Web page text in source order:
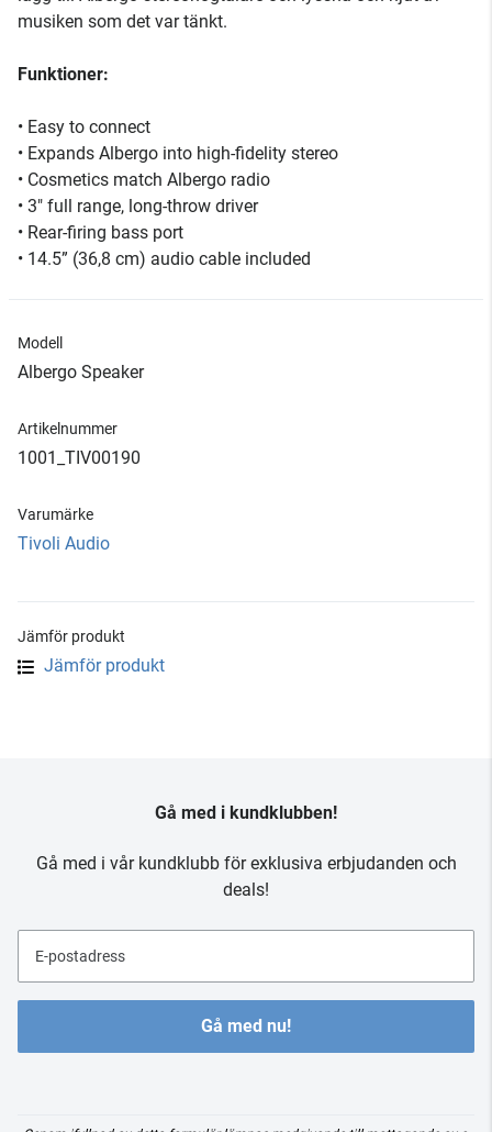
musiken som det var tänkt.
Funktioner:
• Easy to connect
• Expands Albergo into high-fidelity stereo
• Cosmetics match Albergo radio
• 3" full range, long-throw driver
• Rear-firing bass port
• 14.5” (36,8 cm) audio cable included
Modell
Albergo Speaker
Artikelnummer
1001_TIV00190
Varumärke
Tivoli Audio
Jämför produkt
Jämför produkt
Gå med i kundklubben!
Gå med i vår kundklubb för exklusiva erbjudanden och
deals!
E-postadress
Gå med nu!